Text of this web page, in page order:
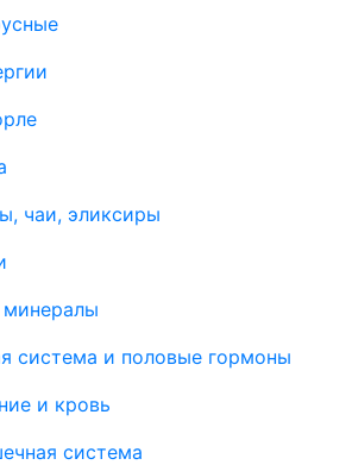
чаи, эликсиры
система и половые гормоны
и кровь
система